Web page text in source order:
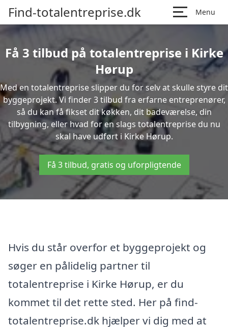
Find-totalentreprise.dk Menu
Få 3 tilbud på totalentreprise i Kirke
Hørup
Med en totalentreprise slipper du for selv at skulle styre dit
byggeprojekt. Vi finder 3 tilbud fra erfarne entreprenører,
så du kan få fikset dit køkken, dit badeværelse, din
tilbygning, eller hvad for en slags totalentreprise du nu
skal have udført i Kirke Hørup.
Få 3 tilbud, gratis og uforpligtende
Hvis du står overfor et byggeprojekt og
søger en pålidelig partner til
totalentreprise i Kirke Hørup, er du
kommet til det rette sted. Her på find-
totalentreprise.dk hjælper vi dig med at